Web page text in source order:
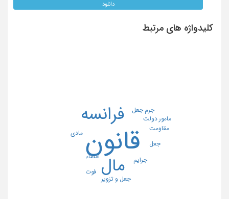
دانلود
کلیدواژه های مرتبط
قانون
فرانسه
مال امضاء
جرایم
جرم جعل
جعل
جعل و تزویر
فوت
مادی
مامور دولت
مقاومت